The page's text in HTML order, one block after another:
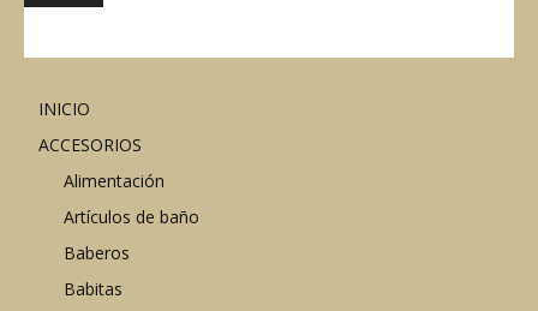
INICIO
ACCESORIOS
Alimentación
Artículos de baño
Baberos
Babitas